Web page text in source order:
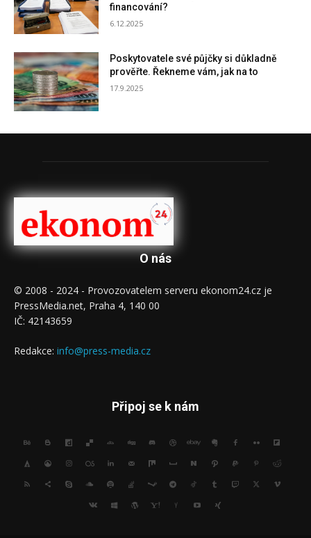
financování?
6.12.2025
Poskytovatele své půjčky si důkladně
prověřte. Řekneme vám, jak na to
17.9.2025
O nás
© 2008 - 2024 - Provozovatelem serveru ekonom24.cz je
PressMedia.net, Praha 4, 140 00
IČ: 42143659
Redakce: info@press-media.cz
Připoj se k nám